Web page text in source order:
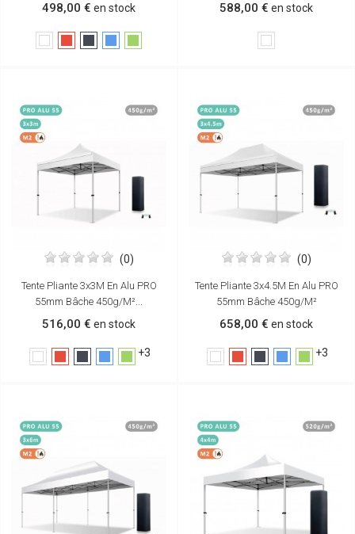
498,00 € en stock
Blanc
588,00 € en stock
Blanc
(0)
Tente Pliante 3x3M En Alu PRO
55mm Bâche 450g/m²...
516,00 € en stock
Blanc Vert
+3
(0)
Tente Pliante 3x4.5M En Alu PRO
55mm Bâche 450g/m²
658,00 € en stock
Blanc Vert
+3